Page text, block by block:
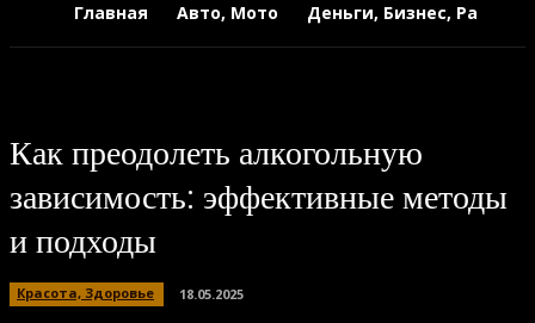
Главная Авто, Мото Деньги, Бизнес, Работа
Как преодолеть алкогольную
зависимость: эффективные методы
и подходы
Красота, Здоровье 18.05.2025